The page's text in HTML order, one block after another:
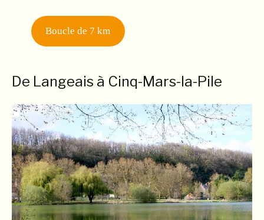
Boucle de 7 km
De Langeais à Cinq-Mars-la-Pile